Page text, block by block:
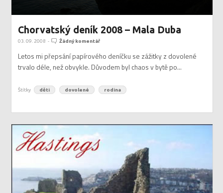
Chorvatský deník 2008 – Mala Duba
03. 09. 2008 - Žádný komentář
Letos mi přepsání papírového deníčku se zážitky z dovolené
trvalo déle, než obvykle. Důvodem byl chaos v bytě po...
Štítky děti dovolené rodina